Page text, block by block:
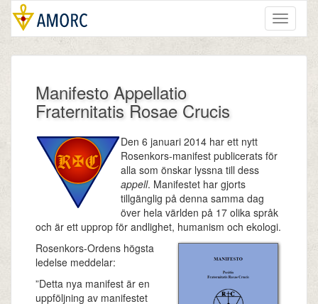
Toggle
Manifesto Appellatio
Fraternitatis Rosae Crucis
Den 6 januari 2014 har ett nytt
Rosenkors-manifest publicerats för
alla som önskar lyssna till dess
appell. Manifestet har gjorts
tillgänglig på denna samma dag
över hela världen på 17 olika språk
och är ett upprop för andlighet, humanism och ekologi.
Rosenkors-Ordens högsta
ledelse meddelar:
”Detta nya manifest är en
uppföljning av manifestet